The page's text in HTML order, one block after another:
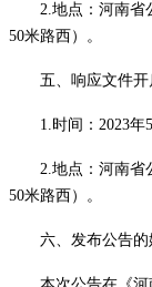
2.地点：河南省
50米路西 ）。
五、响应文件开
1.时间：2023年5
2.地点：河南省
50米路西 ）。
六、发布公告的